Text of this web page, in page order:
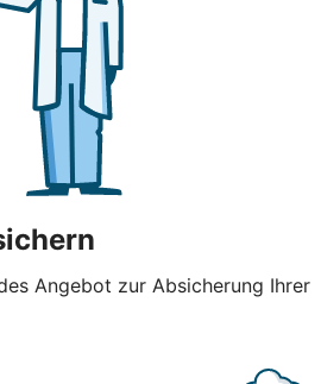
Angebot zur Absicherung Ihrer